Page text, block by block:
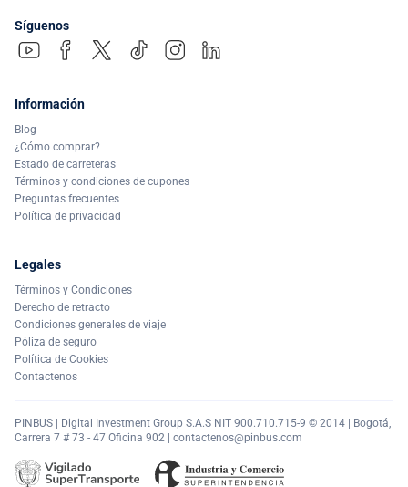
Síguenos
Información
Blog
¿Cómo comprar?
Estado de carreteras
Términos y condiciones de cupones
Preguntas frecuentes
Política de privacidad
Legales
Términos y Condiciones
Derecho de retracto
Condiciones generales de viaje
Póliza de seguro
Política de Cookies
Contactenos
PINBUS | Digital Investment Group S.A.S NIT 900.710.715-9 © 2014 | Bogotá,
Carrera 7 # 73 - 47 Oficina 902 | contactenos@pinbus.com